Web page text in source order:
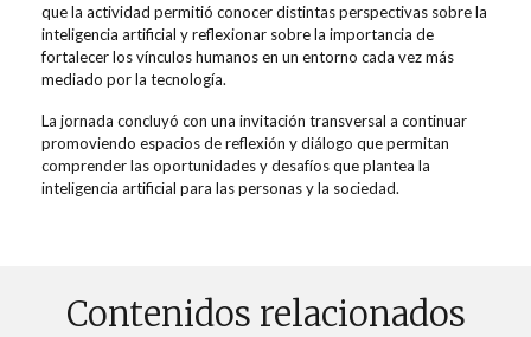
que la actividad permitió conocer distintas perspectivas sobre la
inteligencia artificial y reflexionar sobre la importancia de
fortalecer los vínculos humanos en un entorno cada vez más
mediado por la tecnología.
La jornada concluyó con una invitación transversal a continuar
promoviendo espacios de reflexión y diálogo que permitan
comprender las oportunidades y desafíos que plantea la
inteligencia artificial para las personas y la sociedad.
Contenidos relacionados